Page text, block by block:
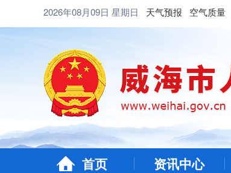
2026年08月09日 星期日 天气预报 空气质量
首页 资讯中心